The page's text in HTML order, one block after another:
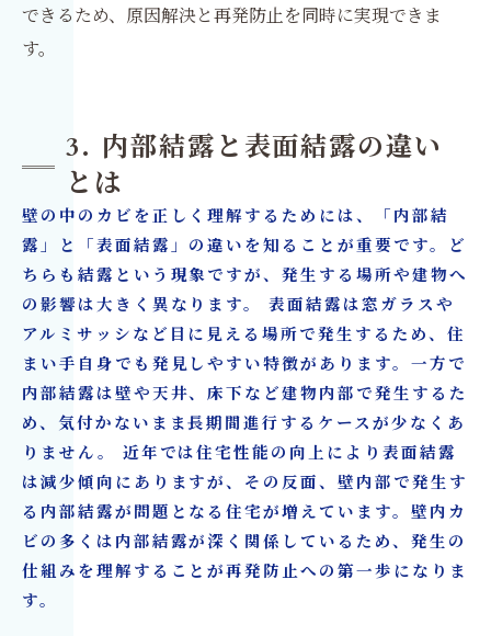
できるため、原因解決と再発防止を同時に実現できま
す。
3. 内部結露と表面結露の違い
とは
壁の中のカビを正しく理解するためには、「内部結
露」と「表面結露」の違いを知ることが重要です。ど
ちらも結露という現象ですが、発生する場所や建物へ
の影響は大きく異なります。 表面結露は窓ガラスや
アルミサッシなど目に見える場所で発生するため、住
まい手自身でも発見しやすい特徴があります。一方で
内部結露は壁や天井、床下など建物内部で発生するた
め、気付かないまま長期間進行するケースが少なくあ
りません。 近年では住宅性能の向上により表面結露
は減少傾向にありますが、その反面、壁内部で発生す
る内部結露が問題となる住宅が増えています。壁内カ
ビの多くは内部結露が深く関係しているため、発生の
仕組みを理解することが再発防止への第一歩になりま
す。